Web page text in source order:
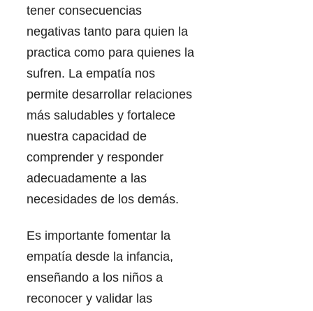
tener consecuencias
negativas tanto para quien la
practica como para quienes la
sufren. La empatía nos
permite desarrollar relaciones
más saludables y fortalece
nuestra capacidad de
comprender y responder
adecuadamente a las
necesidades de los demás.
Es importante fomentar la
empatía desde la infancia,
enseñando a los niños a
reconocer y validar las